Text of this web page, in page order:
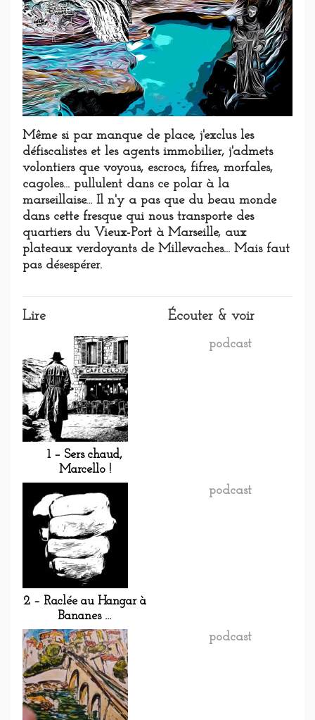
Même si par manque de place, j'exclus les
défiscalistes et les agents immobilier, j'admets
volontiers que voyous, escrocs, fifres, morfales,
cagoles... pullulent dans ce polar à la
marseillaise... Il n'y a pas que du beau monde
dans cette fresque qui nous transporte des
quartiers du Vieux-Port à Marseille, aux
plateaux verdoyants de Millevaches... Mais faut
pas désespérer.
Lire Écouter & voir
1 – Sers chaud,
Marcello !
podcast
2 – Raclée au Hangar à
Bananes …
podcast
podcast